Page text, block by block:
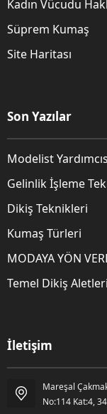
Kadın Vücudu
Süprem Kumaş
Site Haritası
Son Yazılar
Modelist
Gelinlik İşleme
Dikiş Teknikleri
Kumaş Türleri
MODAYA YÖN
Temel Dikiş
İletişim
Mareşal
No:114 Kat:4,